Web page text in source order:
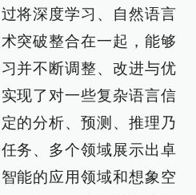
将深度学习、自然语言
突破整合在一起，能够
并不断调整、改进与优
现了对一些复杂语言信
的分析、预测、推理乃
务、多个领域展示出卓
能的应用领域和想象空